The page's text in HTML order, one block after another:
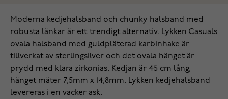
Moderna kedjehalsband och chunky halsband med
robusta länkar är ett trendigt alternativ. Lykken Casuals
ovala halsband med guldpläterad karbinhake är
tillverkat av sterlingsilver och det ovala hänget är
prydd med klara zirkonias. Kedjan är 45 cm lång,
hänget mäter 7,5mm x 14,8mm. Lykken kedjehalsband
levereras i en vacker ask.